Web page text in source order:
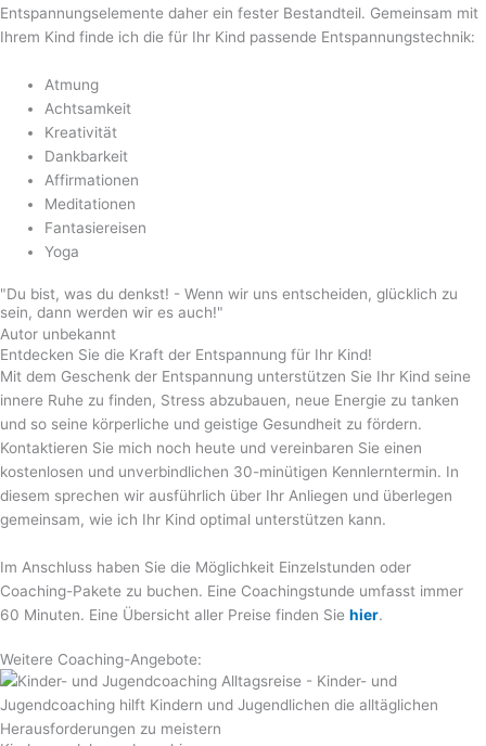
Entspannungselemente daher ein fester Bestandteil. Gemeinsam mit
Ihrem Kind finde ich die für Ihr Kind passende Entspannungstechnik:
Atmung
Achtsamkeit
Kreativität
Dankbarkeit
Affirmationen
Meditationen
Fantasiereisen
Yoga
"Du bist, was du denkst! - Wenn wir uns entscheiden, glücklich zu
sein, dann werden wir es auch!"
Autor unbekannt
Entdecken Sie die Kraft der Entspannung für Ihr Kind!
Mit dem Geschenk der Entspannung unterstützen Sie Ihr Kind seine
innere Ruhe zu finden, Stress abzubauen, neue Energie zu tanken
und so seine körperliche und geistige Gesundheit zu fördern.
Kontaktieren Sie mich noch heute und vereinbaren Sie einen
kostenlosen und unverbindlichen 30-minütigen Kennlerntermin. In
diesem sprechen wir ausführlich über Ihr Anliegen und überlegen
gemeinsam, wie ich Ihr Kind optimal unterstützen kann.
Im Anschluss haben Sie die Möglichkeit Einzelstunden oder
Coaching-Pakete zu buchen. Eine Coachingstunde umfasst immer
60 Minuten. Eine Übersicht aller Preise finden Sie hier.
Weitere Coaching-Angebote: